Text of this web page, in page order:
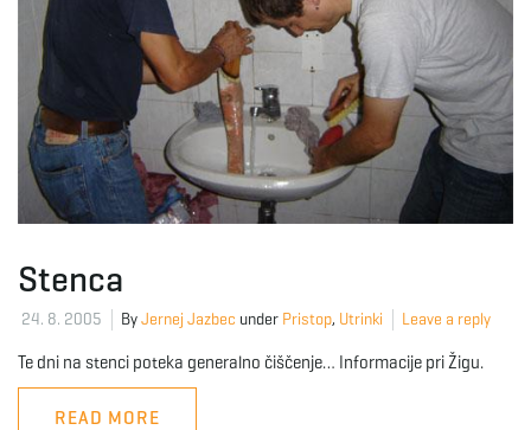
Stenca
24. 8. 2005 ByJernej Jazbec under Pristop, Utrinki Leave a reply
Te dni na stenci poteka generalno čiščenje… Informacije pri Žigu.
READ MORE